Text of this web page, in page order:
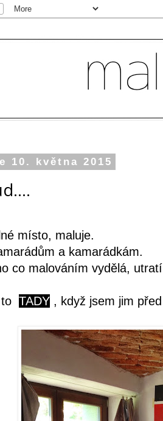
10. května 2015
místo, maluje.
a kamarádkám.
co malováním vydělá,
TADY , když jsem jim